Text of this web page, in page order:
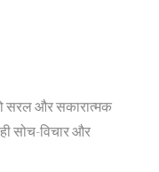
सरल और सकारात्मक
सोच-विचार और